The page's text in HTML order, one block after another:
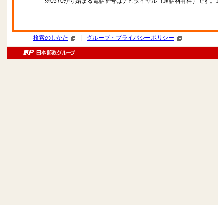
検索のしかた グループ・プライバシーポリシー